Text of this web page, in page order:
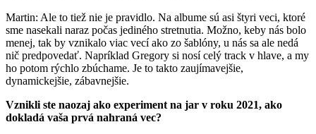
Martin: Ale to tiež nie je pravidlo. Na albume sú asi štyri veci, ktoré
sme nasekali naraz počas jediného stretnutia. Možno, keby nás bolo
menej, tak by vznikalo viac vecí ako zo šablóny, u nás sa ale nedá
nič predpovedať. Napríklad Gregory si nosí celý track v hlave, a my
ho potom rýchlo zbúchame. Je to takto zaujímavejšie,
dynamickejšie, zábavnejšie.
Vznikli ste naozaj ako experiment na jar v roku 2021, ako
dokladá vaša prvá nahraná vec?